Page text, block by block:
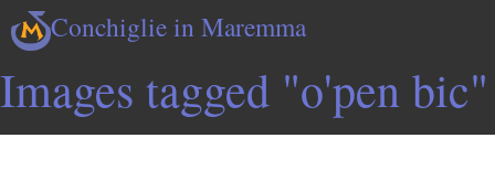
Conchiglie in Maremma
Images tagged "o'pen bic"